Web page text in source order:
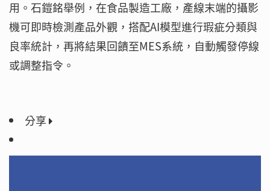
用。石鎧銘舉例，在食品製造工廠，產線末端的攝影
機可即時檢測產品外觀，搭配AI模型進行瑕疵分類與
良率統計，再將結果回饋至MES系統，自動觸發停線
或調整指令。
分享